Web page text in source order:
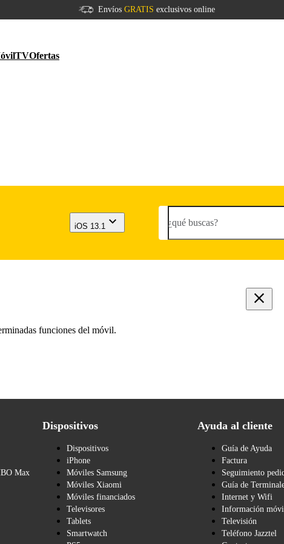
Envíos GRATIS exclusivos online
TVOfertas
iOS 13.1 ¿qué buscas?
funciones del móvil.
Max
Dispositivos
Dispositivos
iPhone
Móviles Samsung
Móviles Xiaomi
Móviles financiados
Televisores
Tablets
Smartwatch
Ayuda al cliente
Guía de Ayuda
Factura
Seguimiento
Guía de
Internet y Wifi
Información
Televisión
Teléfono Jazztel